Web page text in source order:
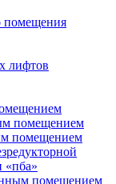
помещения
лифтов
помещением
помещением
«пба»
помещением